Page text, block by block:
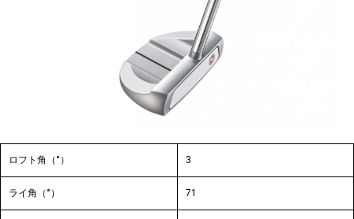
ロフト角（°） 3
ライ角（°） 71